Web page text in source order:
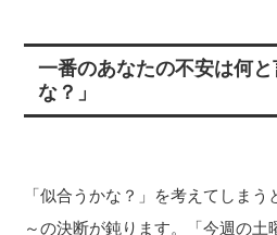
一番のあなたの不安は何
な？」
「似合うかな？」を考えてしま
～の決断が鈍ります。「今週の土